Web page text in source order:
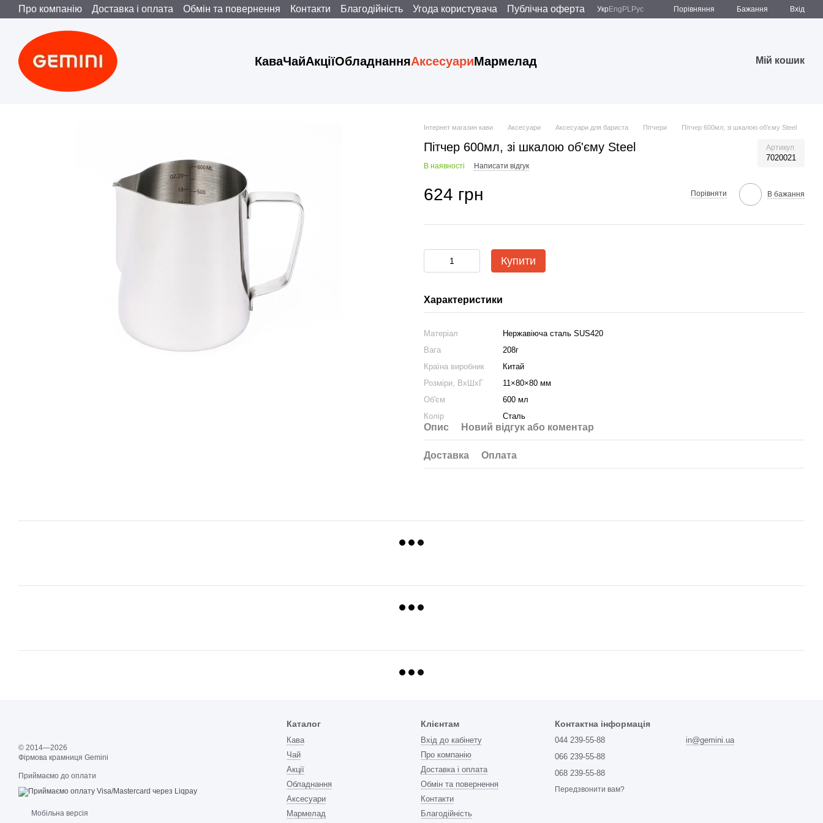
Перейти до основного контенту
Про компанію Доставка і оплата Обмін та повернення Контакти Благодійність Угода користувача Публічна оферта Укр Eng PLРус Порівняння Бажання Вхід
КаваЧайАкціїОбладнанняАксесуариМармелад Мій кошик
Інтернет магазин кави Аксесуари Аксесуари для бариста Пітчери Пітчер 600мл, зі шкалою об'єму Steel
Пітчер 600мл, зі шкалою об'єму Steel Артикул
7020021
В наявності Написати відгук
624 грн Порівняти В бажання
Купити
Характеристики
Матеріал
Нержавіюча сталь SUS420
Вага
208г
Країна виробник
Китай
Розміри, ВхШхГ
11×80×80 мм
Об'єм
600 мл
Колір
Сталь
Опис Новий відгук або коментар
Доставка Оплата
© 2014—2026
Фірмова крамниця Gemini
Приймаємо до оплати
Мобільна версія
Каталог
Кава
Чай
Акції
Обладнання
Аксесуари
Мармелад
Клієнтам
Вхід до кабінету
Про компанію
Доставка і оплата
Обмін та повернення
Контакти
Благодійність
Контактна інформація
044 239-55-88
066 239-55-88
068 239-55-88
Передзвонити вам?
in@gemini.ua